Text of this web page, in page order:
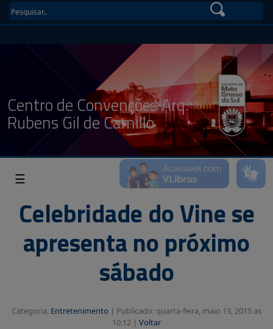
Centro de Convenções Arq.
Rubens Gil de Camillo
☰
Celebridade do Vine se
apresenta no próximo
sábado
Categoria: Entretenimento | Publicado: quarta-feira, maio 13, 2015 as
10:12 | Voltar